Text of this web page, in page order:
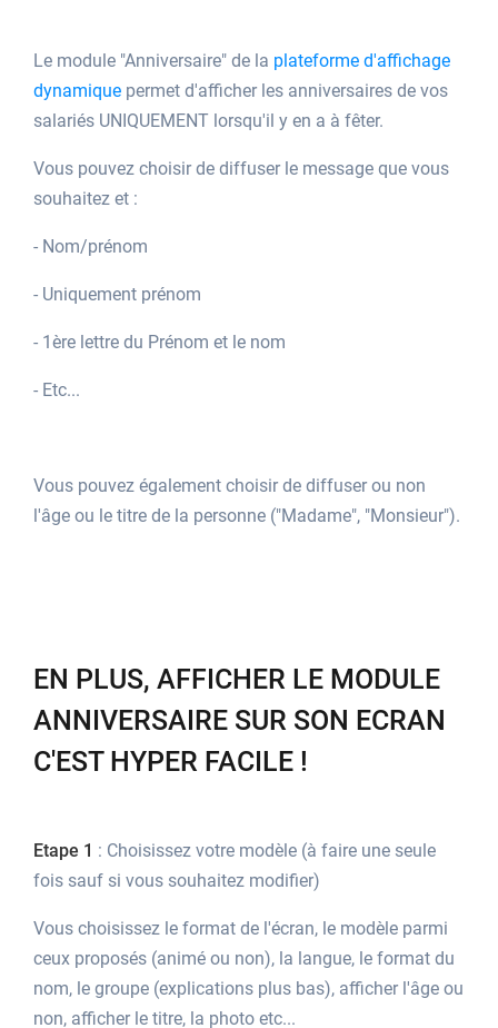
Le module "Anniversaire" de la plateforme d'affichage
dynamique permet d'afficher les anniversaires de vos
salariés UNIQUEMENT lorsqu'il y en a à fêter.
Vous pouvez choisir de diffuser le message que vous
souhaitez et :
- Nom/prénom
- Uniquement prénom
- 1ère lettre du Prénom et le nom
- Etc...
Vous pouvez également choisir de diffuser ou non
l'âge ou le titre de la personne ("Madame", "Monsieur").
EN PLUS, AFFICHER LE MODULE
ANNIVERSAIRE SUR SON ECRAN
C'EST HYPER FACILE !
Etape 1 : Choisissez votre modèle (à faire une seule
fois sauf si vous souhaitez modifier)
Vous choisissez le format de l'écran, le modèle parmi
ceux proposés (animé ou non), la langue, le format du
nom, le groupe (explications plus bas), afficher l'âge ou
non, afficher le titre, la photo etc...